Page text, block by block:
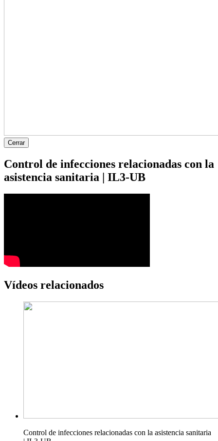
Cerrar
Control de infecciones relacionadas con la
asistencia sanitaria | IL3-UB
Vídeos relacionados
Control de infecciones relacionadas con la asistencia sanitaria